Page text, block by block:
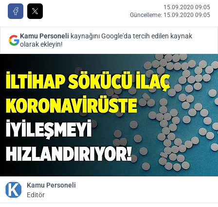
15.09.2020 09:05
Güncelleme: 15.09.2020 09:05
Kamu Personeli kaynağını Google'da tercih edilen kaynak
olarak ekleyin!
Kamu Personeli
Editör